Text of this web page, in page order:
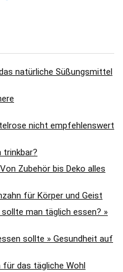
natürliche Süßungsmittel
nicht empfehlenswert
trinkbar?
Zubehör bis Deko alles
für Körper und Geist
man täglich essen? »
sollte » Gesundheit auf
für das tägliche Wohl